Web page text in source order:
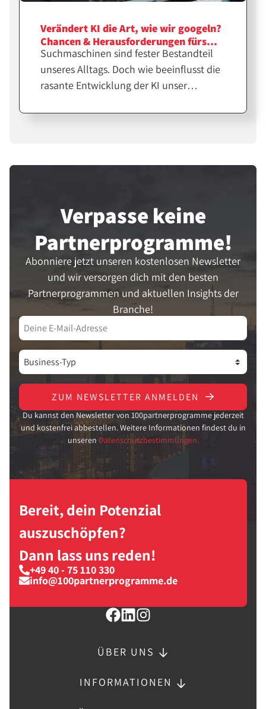
Verändert KI die Art, wie wir googeln?
Chancen & Herausforderungen fürs
Affiliate-Marketing
Suchmaschinen sind fester Bestandteil
unseres Alltags. Doch wie beeinflusst die
rasante Entwicklung der KI unser
der Online-Suche sowie Chancen und
Verpasse keine
Partner­programme!
Abonniere jetzt unseren kostenlosen Newsletter
und wir versorgen dich mit den besten
Partnerprogrammen und aktuellen Insights der
Branche!
ZUM NEWSLETTER ANMELDEN
Du kannst den Newsletter von 100partnerprogramme jederzeit
und kostenfrei abbestellen. Weitere Informationen findest du in
unseren Datenschutzbestimmungen.
Bereit, dein Potenzial
auszuschöpfen?
Dann lass uns reden!
+49 40 - 75 110 330
info@100partnerprogramme.de
ÜBER UNS
INFORMATIONEN